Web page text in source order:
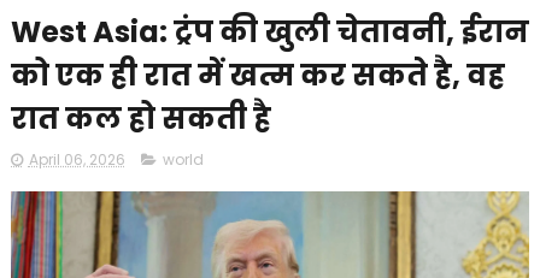
West Asia: ट्रंप की खुली चेतावनी, ईरान
को एक ही रात में खत्म कर सकते है, वह
रात कल हो सकती है
April 06, 2026 world